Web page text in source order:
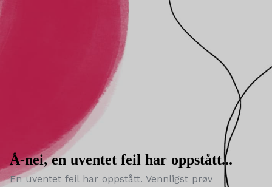
Å-nei, en uventet feil har oppstått...
En uventet feil har oppstått. Vennligst prøv